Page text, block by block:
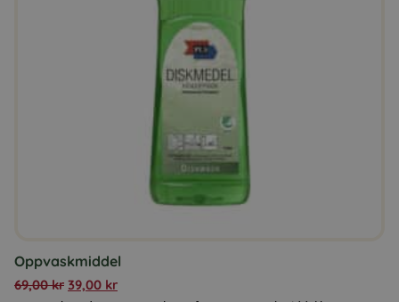
Oppvaskmiddel
69,00kr 39,00 kr